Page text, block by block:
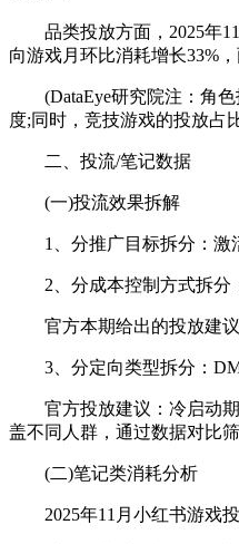
品类投放方面，2025年11
向游戏月环比消耗增长33%
(DataEye研究院注：角色
度;同时，竞技游戏的投放占
二、投流/笔记数据
(一)投流效果拆解
1、分推广目标拆分：激活
2、分成本控制方式拆分：
官方本期给出的投放建议
3、分定向类型拆分：DMP
官方投放建议：冷启动期
盖不同人群，通过数据对比
(二)笔记类消耗分析
2025年11月小红书游戏投